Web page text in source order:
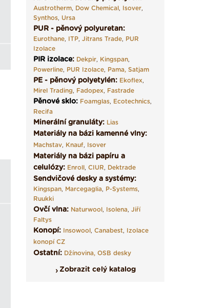
Austrotherm, Dow Chemical, Isover,
Synthos, Ursa
PUR - pěnový polyuretan:
Eurothane, ITP, Jitrans Trade, PUR
Izolace
PIR izolace: Dekpir, Kingspan,
Powerline, PUR Izolace, Pama, Satjam
PE - pěnový polyetylén: Ekoflex,
Mirel Trading, Fadopex, Fastrade
Pěnové sklo: Foamglas, Ecotechnics,
Recifa
Minerální granuláty: Lias
Materiály na bázi kamenné vlny:
Machstav, Knauf, Isover
Materiály na bázi papíru a
celulózy: Enroll, CIUR, Dektrade
Sendvičové desky a systémy:
Kingspan, Marcegaglia, P-Systems,
Ruukki
Ovčí vlna: Naturwool, Isolena, Jiří
Faltys
Konopí: Insowool, Canabest, Izolace
konopí CZ
Ostatní: Džínovina, OSB desky
Zobrazit celý katalog